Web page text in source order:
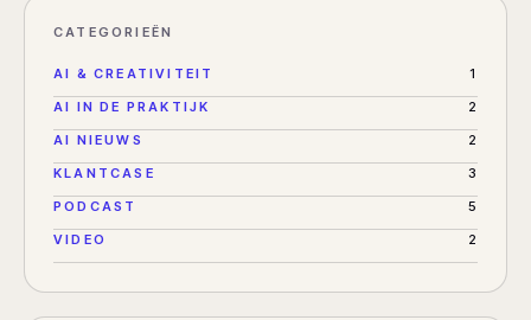
CATEGORIEËN
AI & CREATIVITEIT
1
AI IN DE PRAKTIJK
2
AI NIEUWS
2
KLANTCASE
3
PODCAST
5
VIDEO
2